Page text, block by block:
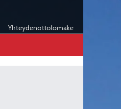
Yhteydenottolomake